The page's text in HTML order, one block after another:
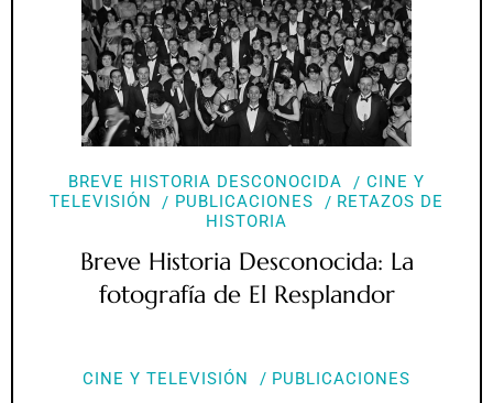
BREVE HISTORIA DESCONOCIDA
CINE Y
TELEVISIÓN
PUBLICACIONES
RETAZOS DE
HISTORIA
Breve Historia Desconocida: La
fotografía de El Resplandor
CINE Y TELEVISIÓN PUBLICACIONES